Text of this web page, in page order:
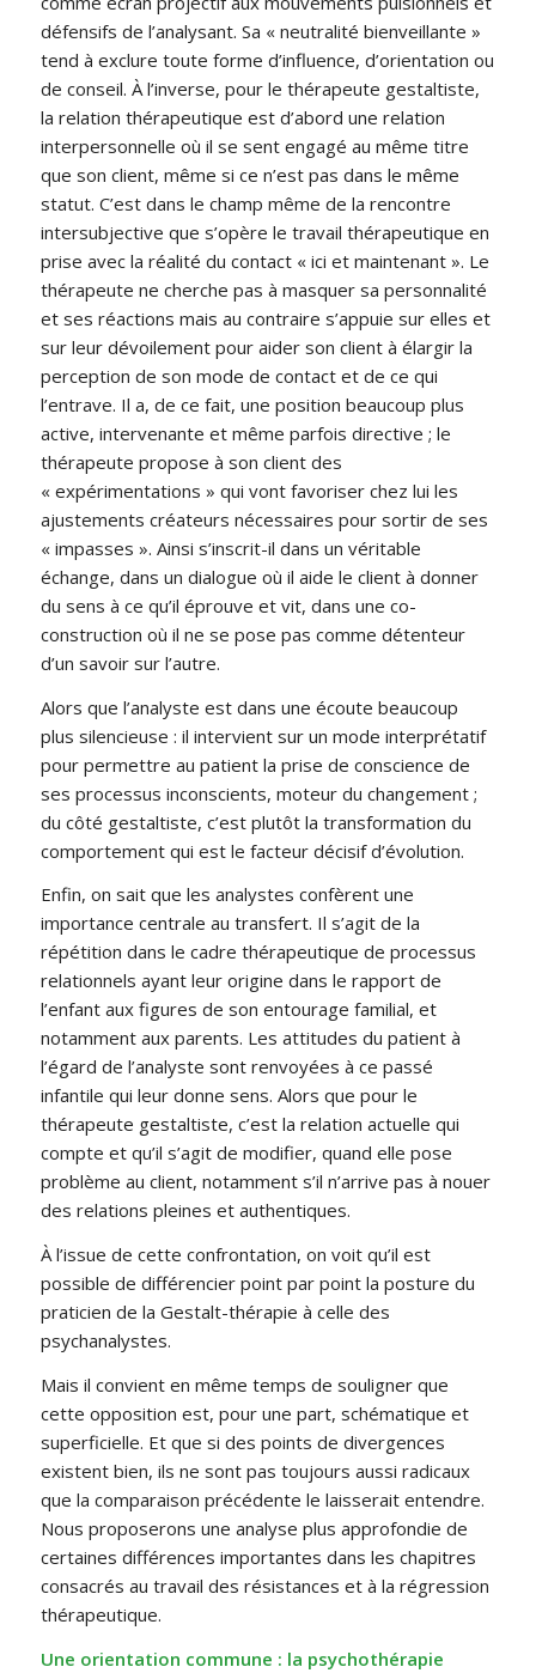
défensifs de l’analysant. Sa « neutralité bienveillante »
tend à exclure toute forme d’influence, d’orientation ou
de conseil. À l’inverse, pour le thérapeute gestaltiste,
la relation thérapeutique est d’abord une relation
interpersonnelle où il se sent engagé au même titre
que son client, même si ce n’est pas dans le même
statut. C’est dans le champ même de la rencontre
intersubjective que s’opère le travail thérapeutique en
prise avec la réalité du contact « ici et maintenant ». Le
thérapeute ne cherche pas à masquer sa personnalité
et ses réactions mais au contraire s’appuie sur elles et
sur leur dévoilement pour aider son client à élargir la
perception de son mode de contact et de ce qui
l’entrave. Il a, de ce fait, une position beaucoup plus
active, intervenante et même parfois directive ; le
thérapeute propose à son client des
« expérimentations » qui vont favoriser chez lui les
ajustements créateurs nécessaires pour sortir de ses
« impasses ». Ainsi s’inscrit-il dans un véritable
échange, dans un dialogue où il aide le client à donner
du sens à ce qu’il éprouve et vit, dans une co-
construction où il ne se pose pas comme détenteur
d’un savoir sur l’autre.
Alors que l’analyste est dans une écoute beaucoup
plus silencieuse : il intervient sur un mode interprétatif
pour permettre au patient la prise de conscience de
ses processus inconscients, moteur du changement ;
du côté gestaltiste, c’est plutôt la transformation du
comportement qui est le facteur décisif d’évolution.
Enfin, on sait que les analystes confèrent une
importance centrale au transfert. Il s’agit de la
répétition dans le cadre thérapeutique de processus
relationnels ayant leur origine dans le rapport de
l’enfant aux figures de son entourage familial, et
notamment aux parents. Les attitudes du patient à
l’égard de l’analyste sont renvoyées à ce passé
infantile qui leur donne sens. Alors que pour le
thérapeute gestaltiste, c’est la relation actuelle qui
compte et qu’il s’agit de modifier, quand elle pose
problème au client, notamment s’il n’arrive pas à nouer
des relations pleines et authentiques.
À l’issue de cette confrontation, on voit qu’il est
possible de différencier point par point la posture du
praticien de la Gestalt-thérapie à celle des
psychanalystes.
Mais il convient en même temps de souligner que
cette opposition est, pour une part, schématique et
superficielle. Et que si des points de divergences
existent bien, ils ne sont pas toujours aussi radicaux
que la comparaison précédente le laisserait entendre.
Nous proposerons une analyse plus approfondie de
certaines différences importantes dans les chapitres
consacrés au travail des résistances et à la régression
thérapeutique.
Une orientation commune : la psychothérapie